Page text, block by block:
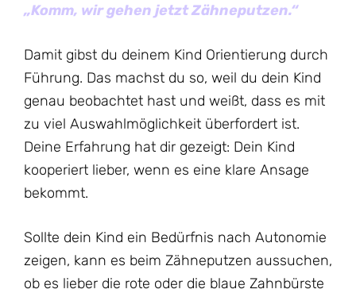
„Komm, wir gehen jetzt Zähneputzen.“
Damit gibst du deinem Kind Orientierung durch
Führung. Das machst du so, weil du dein Kind
genau beobachtet hast und weißt, dass es mit
zu viel Auswahlmöglichkeit überfordert ist.
Deine Erfahrung hat dir gezeigt: Dein Kind
kooperiert lieber, wenn es eine klare Ansage
bekommt.
Sollte dein Kind ein Bedürfnis nach Autonomie
zeigen, kann es beim Zähneputzen aussuchen,
ob es lieber die rote oder die blaue Zahnbürste